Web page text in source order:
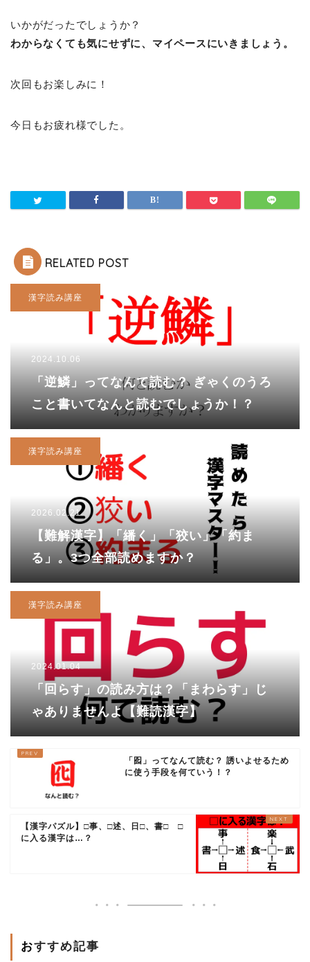
いかがだったでしょうか？
わからなくても気にせずに、マイペースにいきましょう。
次回もお楽しみに！
今日もお疲れ様でした。
RELATED POST
漢字読み講座
2024.10.06
「逆鱗」ってなんて読む？ ぎゃくのうろ
こと書いてなんと読むでしょうか！？
漢字読み講座
2026.02.21
【難解漢字】「繙く」「狡い」「約ま
る」。3つ全部読めますか？
漢字読み講座
2024.01.04
「回らす」の読み方は？「まわらす」じ
ゃありませんよ【難読漢字】
「囮」ってなんて読む？ 誘いよせるため
に使う手段を何ていう！？
【漢字パズル】□事、□述、日□、書□ □
に入る漢字は…？
おすすめ記事